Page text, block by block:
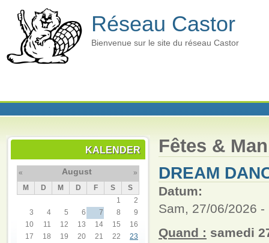
Réseau Castor
Bienvenue sur le site du réseau Castor
KALENDER
« August
»
M
D M D F S
S
1
2
3
4 5 6 7 8
9
10
11 12 13 14 15
16
17
18 19 20 21 22
23
Fêtes &
DREAM
Datum:
Sam, 27/06/2026 -
Quand : samedi